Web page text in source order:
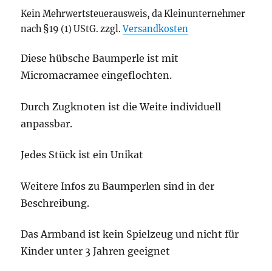
Kein Mehrwertsteuerausweis, da Kleinunternehmer
nach §19 (1) UStG. zzgl.Versandkosten
Diese hübsche Baumperle ist mit
Micromacramee eingeflochten.
Durch Zugknoten ist die Weite individuell
anpassbar.
Jedes Stück ist ein Unikat
Weitere Infos zu Baumperlen sind in der
Beschreibung.
Das Armband ist kein Spielzeug und nicht für
Kinder unter 3 Jahren geeignet